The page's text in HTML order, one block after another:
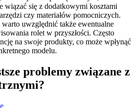
wiązać się z dodatkowymi kosztami
czy materiałów pomocniczych.
uwzględnić także ewentualne
rolet w przyszłości. Często
na swoje produkty, co może wpłynąć
modelu.
problemy związane z